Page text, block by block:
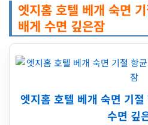
엣지홈 호텔 베개 숙면
배게 수면 깊은잠
엣지홈 호텔 베개 숙면 기
수면 깊